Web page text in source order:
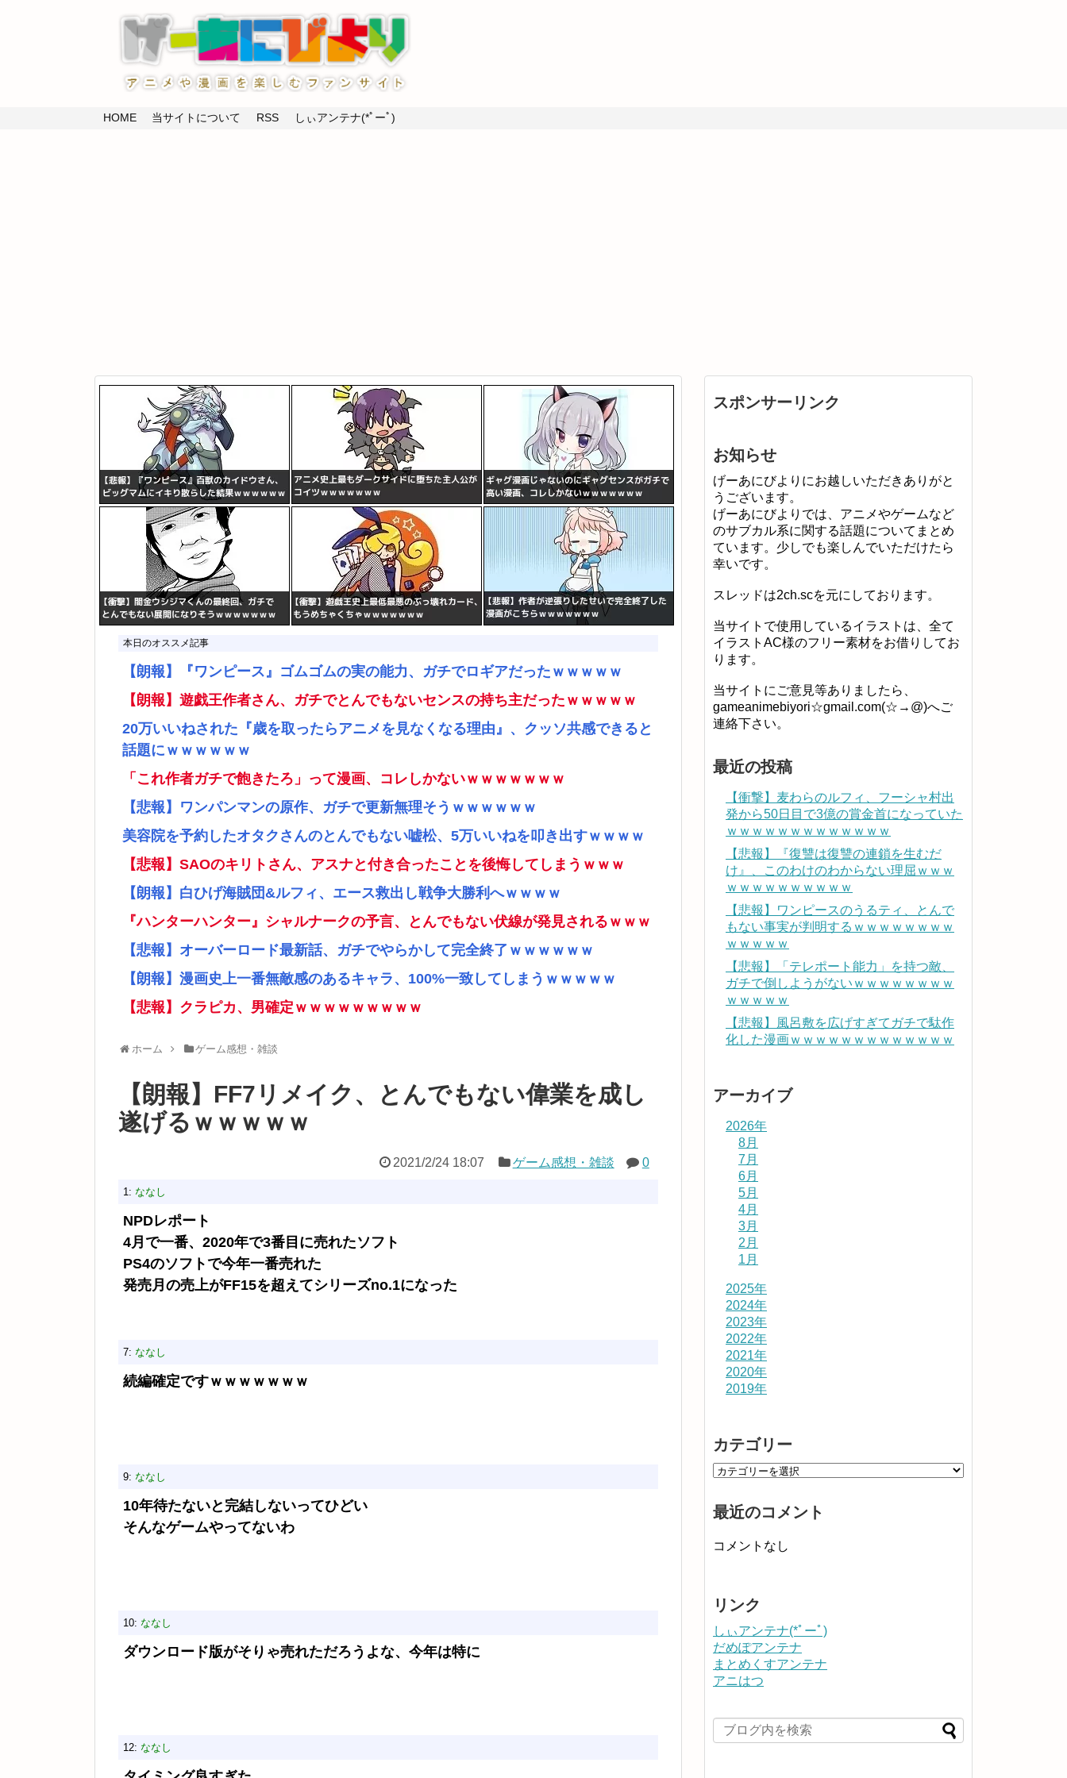
HOME 当サイトについて RSS しぃアンテナ(*ﾟーﾟ)
本日のオススメ記事
【朗報】『ワンピース』ゴムゴムの実の能力、ガチでロギアだったｗｗｗｗｗ
【朗報】遊戯王作者さん、ガチでとんでもないセンスの持ち主だったｗｗｗｗｗ
20万いいねされた『歳を取ったらアニメを見なくなる理由』、クッソ共感できると
話題にｗｗｗｗｗｗ
「これ作者ガチで飽きたろ」って漫画、コレしかないｗｗｗｗｗｗｗ
【悲報】ワンパンマンの原作、ガチで更新無理そうｗｗｗｗｗｗ
美容院を予約したオタクさんのとんでもない嘘松、5万いいねを叩き出すｗｗｗｗ
【悲報】SAOのキリトさん、アスナと付き合ったことを後悔してしまうｗｗｗ
【朗報】白ひげ海賊団&ルフィ、エース救出し戦争大勝利へｗｗｗｗ
『ハンターハンター』シャルナークの予言、とんでもない伏線が発見されるｗｗｗ
【悲報】オーバーロード最新話、ガチでやらかして完全終了ｗｗｗｗｗｗ
【朗報】漫画史上一番無敵感のあるキャラ、100%一致してしまうｗｗｗｗｗ
【悲報】クラピカ、男確定ｗｗｗｗｗｗｗｗｗ
ホーム ゲーム感想・雑談
【朗報】FF7リメイク、とんでもない偉業を成し
遂げるｗｗｗｗｗ
2021/2/24 18:07 ゲーム感想・雑談 0
1: ななし
NPDレポート
4月で一番、2020年で3番目に売れたソフト
PS4のソフトで今年一番売れた
発売月の売上がFF15を超えてシリーズno.1になった
7: ななし
続編確定ですｗｗｗｗｗｗｗ
9: ななし
10年待たないと完結しないってひどい
そんなゲームやってないわ
10: ななし
ダウンロード版がそりゃ売れただろうよな、今年は特に
12: ななし
スポンサーリンク
お知らせ
げーあにびよりにお越しいただきありがと
うございます。
げーあにびよりでは、アニメやゲームなど
のサブカル系に関する話題についてまとめ
ています。少しでも楽しんでいただけたら
幸いです。
スレッドは2ch.scを元にしております。
当サイトで使用しているイラストは、全て
イラストAC様のフリー素材をお借りしてお
ります。
当サイトにご意見等ありましたら、
gameanimebiyori☆gmail.com(☆→@)へご
連絡下さい。
最近の投稿
【衝撃】麦わらのルフィ、フーシャ村出
発から50日目で3億の賞金首になっていた
ｗｗｗｗｗｗｗｗｗｗｗｗｗ
【悲報】『復讐は復讐の連鎖を生むだ
け』、このわけのわからない理屈ｗｗｗ
ｗｗｗｗｗｗｗｗｗｗ
【悲報】ワンピースのうるティ、とんで
もない事実が判明するｗｗｗｗｗｗｗｗ
ｗｗｗｗｗ
【悲報】「テレポート能力」を持つ敵、
ガチで倒しようがないｗｗｗｗｗｗｗｗ
ｗｗｗｗｗ
【悲報】風呂敷を広げすぎてガチで駄作
化した漫画ｗｗｗｗｗｗｗｗｗｗｗｗｗ
アーカイブ
2026年
8月
7月
6月
5月
4月
3月
2月
1月
2025年
2024年
2023年
2022年
2021年
2020年
2019年
カテゴリー
最近のコメント
コメントなし
リンク
しぃアンテナ(*ﾟーﾟ)
だめぽアンテナ
まとめくすアンテナ
アニはつ